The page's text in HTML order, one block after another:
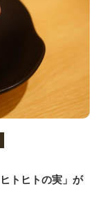
トヒトの実」が